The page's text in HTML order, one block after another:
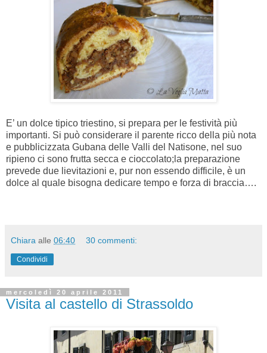
E’ un dolce tipico triestino, si prepara per le festività più
importanti. Si può considerare il parente ricco della più nota
e pubblicizzata Gubana delle Valli del Natisone, nel suo
ripieno ci sono frutta secca e cioccolato;la preparazione
prevede due lievitazioni e, pur non essendo difficile, è un
dolce al quale bisogna dedicare tempo e forza di braccia….
Chiara alle 06:40 30 commenti:
Condividi
mercoledì 20 aprile 2011
Visita al castello di Strassoldo